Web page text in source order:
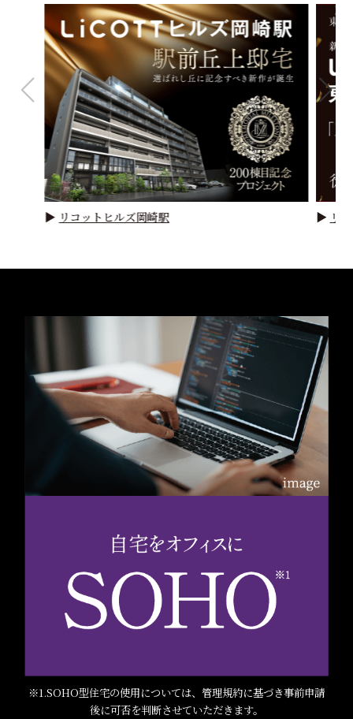
▶ リコットヒルズ岡崎駅 ▶ リ
※1.SOHO型住宅の使用については、管理規約に基づき事前申請
後に可否を判断させていただきます。